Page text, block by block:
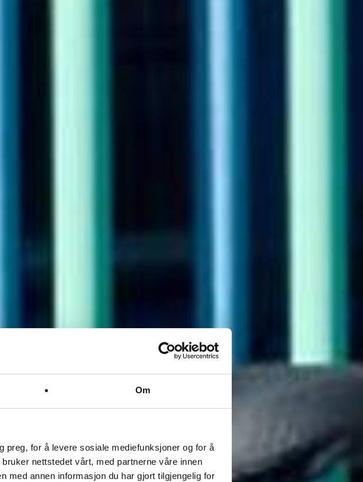
Om
preg, for å levere sosiale mediefunksjoner og for å
nettstedet vårt, med partnerne våre innen
med annen informasjon du har gjort tilgjengelig for